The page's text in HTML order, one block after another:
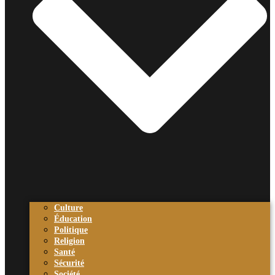
Culture
Éducation
Politique
Religion
Santé
Sécurité